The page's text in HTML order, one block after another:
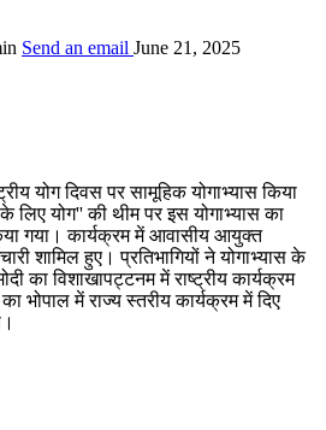
Send an email June 21, 2025
योग दिवस पर सामूहिक योगाभ्यास किया
लिए योग'' की थीम पर इस योगाभ्यास का
गया। कार्यक्रम में आवासीय आयुक्त
शामिल हुए। प्रतिभागियों ने योगाभ्यास के
का विशाखापट्टनम में राष्ट्रीय कार्यक्रम
भोपाल में राज्य स्तरीय कार्यक्रम में दिए